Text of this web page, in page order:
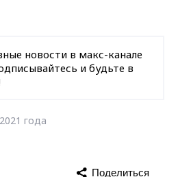
новости в макс-канале
и будьте в
года
Поделиться